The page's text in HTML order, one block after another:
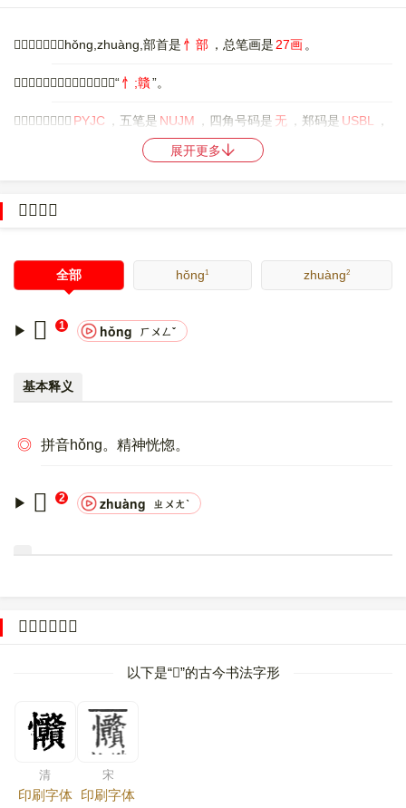
〔𢦅〕字拼音是hǒng,zhuàng,部首是 忄部 ，总笔画是 27画 。
〔𢦅〕字是左右结构，可拆字为“忄;贛”。
〔𢦅〕字仓颉码是 PYJC ，五笔是 NUJM ，四角号码是 无 ，郑码是 USBL
，
，。
8：F0 A2 A6 85。
展开更多
𢦅的意思
全部 hǒng1 zhuàng2
𢦅 1 hǒng ㄏㄨㄥˇ
基本释义
◎ 拼音hǒng。精神恍惚。
𢦅 2 zhuàng ㄓㄨㄤˋ
𢦅的字源字形
以下是“𢦅”的古今书法字形
清
印刷字体
宋
印刷字体